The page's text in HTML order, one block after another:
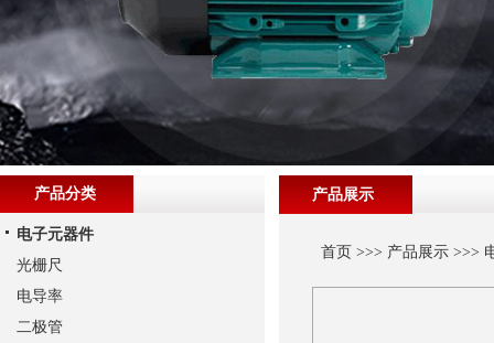
产品展示
首页 >>> 产品展示>>>
产品分类
电子元器件
光栅尺
电导率
二极管